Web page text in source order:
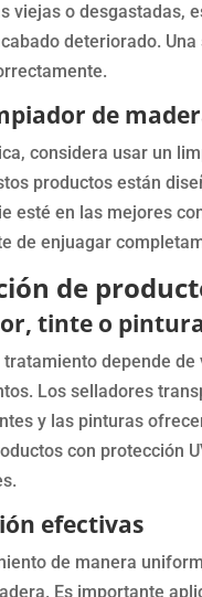
viejas o desgastadas,
deteriorado.
de
considera usar un
productos están
esté en las mejores
de enjuagar
de
tinte o
depende
Los selladores
y las pinturas
con protección
efectivas
de manera
Es importante